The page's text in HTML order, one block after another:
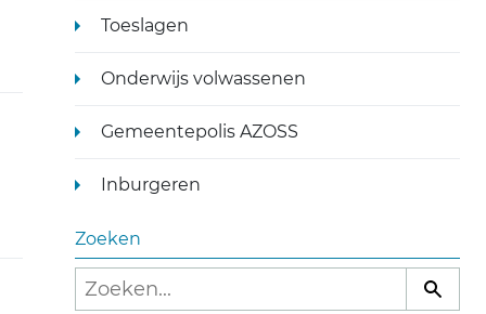
Toeslagen
Onderwijs volwassenen
Gemeentepolis AZOSS
Inburgeren
Zoeken